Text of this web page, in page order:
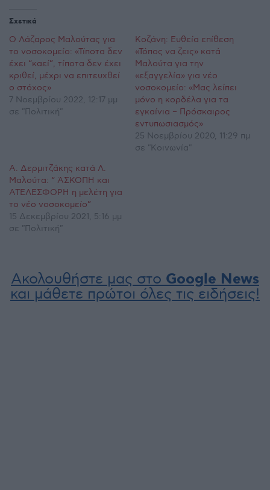
Σχετικά
Ο Λάζαρος Μαλούτας για
το νοσοκομείο: «Τίποτα δεν
έχει “καεί”, τίποτα δεν έχει
κριθεί, μέχρι να επιτευχθεί
ο στόχος»
7 Νοεμβρίου 2022, 12:17 μμ
σε "Πολιτική"
Κοζάνη: Ευθεία επίθεση
«Τόπος να ζεις» κατά
Μαλούτα για την
«εξαγγελία» για νέο
νοσοκομείο: «Μας λείπει
μόνο η κορδέλα για τα
εγκαίνια – Πρόσκαιρος
εντυπωσιασμός»
25 Νοεμβρίου 2020, 11:29 πμ
σε "Κοινωνία"
Α. Δερμιτζάκης κατά Λ.
Μαλούτα: “ ΆΣΚΟΠΗ και
ΑΤΕΛΕΣΦΟΡΗ η μελέτη για
το νέο νοσοκομείο”
15 Δεκεμβρίου 2021, 5:16 μμ
σε "Πολιτική"
Ακολουθήστε μας στο Google News
και μάθετε πρώτοι όλες τις ειδήσεις!